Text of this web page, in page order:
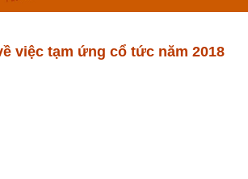
việc tạm ứng cổ tức năm 2018